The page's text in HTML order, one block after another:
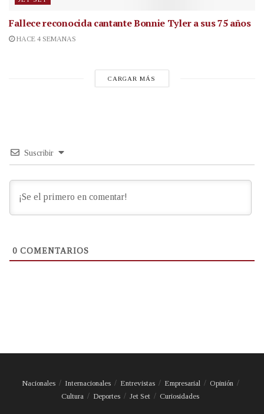
Fallece reconocida cantanteBonnie Tyler a sus 75 años
HACE 4 SEMANAS
CARGAR MÁS
Suscribir
0 COMENTARIOS
Nacionales Internacionales Entrevistas Empresarial
Opinión
Cultura
Deportes Jet Set Curiosidades